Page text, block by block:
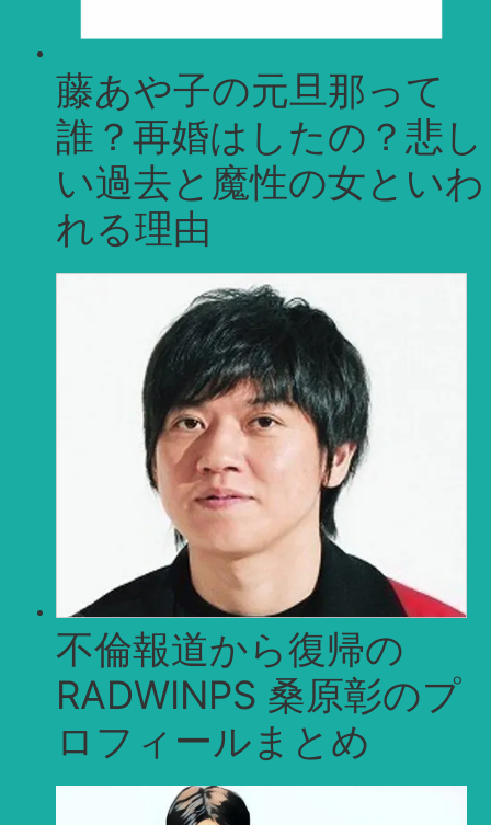
藤あや子の元旦那って
誰？再婚はしたの？悲し
い過去と魔性の女といわ
れる理由
不倫報道から復帰の
RADWINPS 桑原彰のプ
ロフィールまとめ